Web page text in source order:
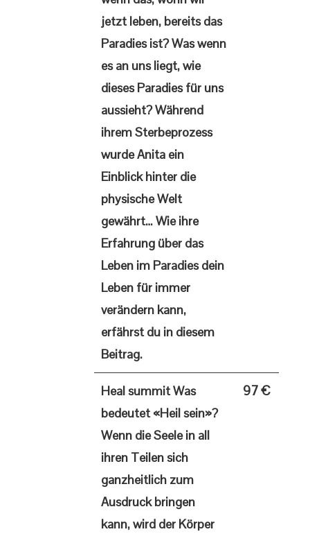
jetzt leben, bereits das
Paradies ist? Was wenn
es an uns liegt, wie
dieses Paradies für uns
aussieht? Während
ihrem Sterbeprozess
wurde Anita ein
Einblick hinter die
physische Welt
gewährt… Wie ihre
Erfahrung über das
Leben im Paradies dein
Leben für immer
verändern kann,
erfährst du in diesem
Beitrag.
Heal summitWas
bedeutet «Heil sein»?
Wenn die Seele in all
ihren Teilen sich
ganzheitlich zum
Ausdruck bringen
kann, wird der Körper
97 €